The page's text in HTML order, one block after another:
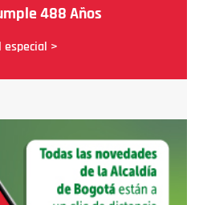
488 Años
especial >